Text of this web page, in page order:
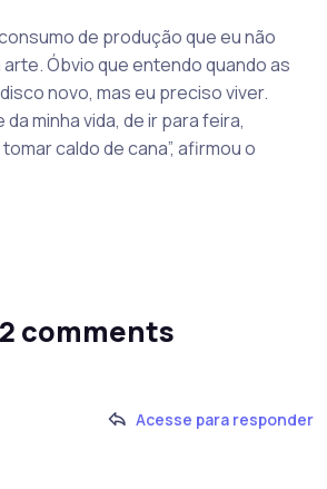
de produção que eu não
Óbvio que entendo quando as
novo, mas eu preciso viver.
minha vida, de ir para feira,
caldo de cana”, afirmou o
comments
Acesse para responder